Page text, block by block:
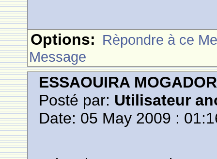
Options: Rèpondre à ce
Message
ESSAOUIRA MOGADOR
Posté par: Utilisateur
Date: 05 May 2009 :